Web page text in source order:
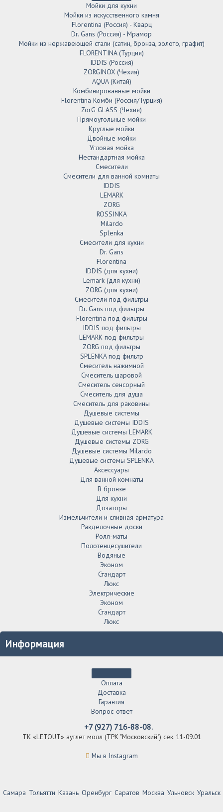
Мойки для кухни
Мойки из искусственного камня
Florentina (Россия) - Кварц
Dr. Gans (Россия) - Мрамор
Мойки из нержавеющей стали (сатин, бронза, золото, графит)
FLORENTINA (Турция)
IDDIS (Россия)
ZORGINOX (Чехия)
AQUA (Китай)
Комбинированные мойки
Florentina Комби (Россия/Турция)
ZorG GLASS (Чехия)
Прямоугольные мойки
Круглые мойки
Двойные мойки
Угловая мойка
Нестандартная мойка
Смесители
Смесители для ванной комнаты
IDDIS
LEMARK
ZORG
ROSSINKA
Milardo
Splenka
Смесители для кухни
Dr. Gans
Florentina
IDDIS (для кухни)
Lemark (для кухни)
ZORG (для кухни)
Смесители под фильтры
Dr. Gans под фильтры
Florentina под фильтры
IDDIS под фильтры
LEMARK под фильтры
ZORG под фильтры
SPLENKA под фильтр
Смеситель нажимной
Смеситель шаровой
Смеситель сенсорный
Смеситель для душа
Смеситель для раковины
Душевые системы
Душевые системы IDDIS
Душевые системы LEMARK
Душевые системы ZORG
Душевые системы Milardo
Душевые системы SPLENKA
Аксессуары
Для ванной комнаты
В бронзе
Для кухни
Дозаторы
Измельчители и сливная арматура
Разделочные доски
Ролл-маты
Полотенцесушители
Водяные
Эконом
Стандарт
Люкс
Электрические
Эконом
Стандарт
Люкс
Информация
Оплата
Доставка
Гарантия
Вопрос-ответ
+7 (927) 716-88-08.
ТК «LETOUT» аутлет молл (ТРК "Московский") сек. 11-09.01
Мы в Instagram
Самара Тольятти Казань Оренбург Саратов Москва Ульновск Уральск